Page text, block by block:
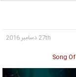
27th دسامبر 2016
Song Of